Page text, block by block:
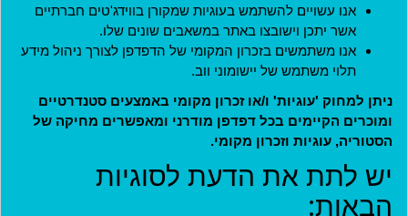
אנו עשויים להשתמש בעוגיות שמקורן בווידג'טים חברתיים
אשר יתכן וישובצו באתר במשאבים שונים שלו.
אנו משתמשים בזכרון המקומי של הדפדפן לצורך ניהול מידע
תלוי משתמש של יישומוני ווב.
ניתן למחוק 'עוגיות' ו/או זכרון מקומי באמצעים סטנדרטיים
ומוכרים הקיימים בכל דפדפן מודרני ומאפשרים מחיקה של
הסטוריה, עוגיות וזכרון מקומי.
יש לתת את הדעת לסוגיות
הבאות:
מדיניות
תקנון חברות במועדון
תקנון ארגונים שותפים